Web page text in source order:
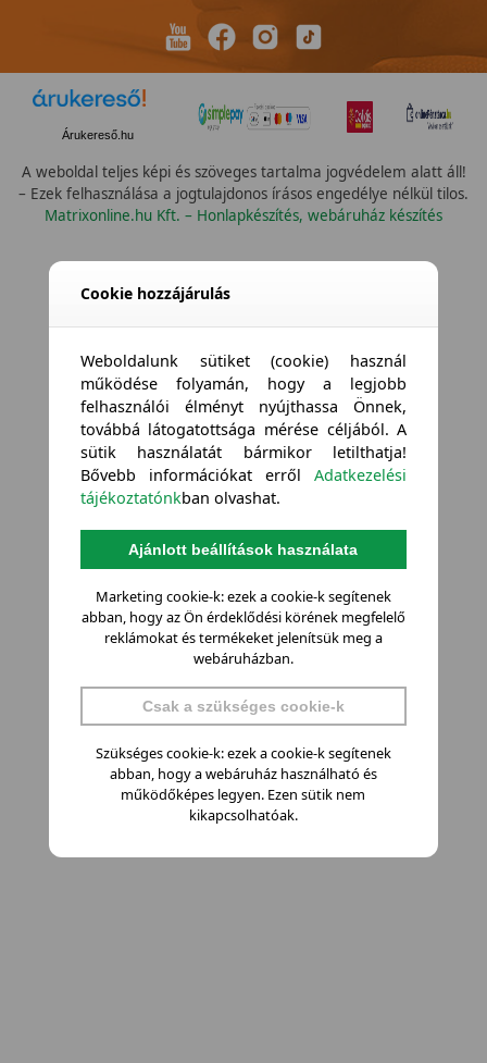
Árukereső.hu
A weboldal teljes képi és szöveges tartalma jogvédelem alatt áll!
– Ezek felhasználása a jogtulajdonos írásos engedélye nélkül tilos.
Matrixonline.hu Kft. – Honlapkészítés, webáruház készítés
Cookie hozzájárulás
Weboldalunk sütiket (cookie) használ
működése folyamán, hogy a legjobb
felhasználói élményt nyújthassa Önnek,
továbbá látogatottsága mérése céljából. A
sütik használatát bármikor letilthatja!
Bővebb információkat errőlAdatkezelési
tájékoztatónkban olvashat.
Ajánlott beállítások használata
Marketing cookie-k: ezek a cookie-k segítenek
abban, hogy az Ön érdeklődési körének megfelelő
reklámokat és termékeket jelenítsük meg a
webáruházban.
Csak a szükséges cookie-k
Szükséges cookie-k: ezek a cookie-k segítenek
abban, hogy a webáruház használható és
működőképes legyen. Ezen sütik nem
kikapcsolhatóak.